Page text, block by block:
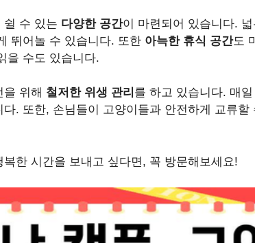
쉴 수 있는 다양한 공간이 마련되어 있습니다.
뛰어놀 수 있습니다. 또한 아늑한 휴식 공간도
을 수도 있습니다.
위해 철저한 위생 관리 를 하고 있습니다. 매
. 또한, 손님들이 고양이들과 안전하게 교류할
복한 시간을 보내고 싶다면, 꼭 방문해보세요!